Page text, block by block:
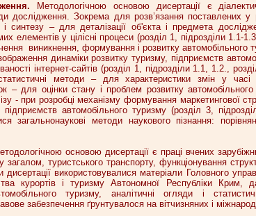
Методологічною основою дисертації є
дослідження. Зокрема для розв’язання поставлених у
і синтезу – для деталізації об'єкта і предмета
елементів у цілісні процеси (розділ 1, підрозділи 1.1-
виникнення, формування і розвитку автомобільного
динаміки розвитку туризму, підприємств
інтернет-сайтів (розділ 1, підрозділи 1.1, 1.2.,
методи – для характеристики змін у
– для оцінки стану і проблем розвитку
- при розробці механізму формування маркетингової
підприємств автомобільного туризму (розділ 3,
загальнонаукові методи наукового пізнання:
основою дисертації є праці вчених
загалом, туристського транспорту, функціонування
дисертації використовувалися матеріали Головного
курортів і туризму Автономної Республіки Крим,
туризму, аналітичні огляди і
забезпечення ґрунтувалося на вітчизняних і